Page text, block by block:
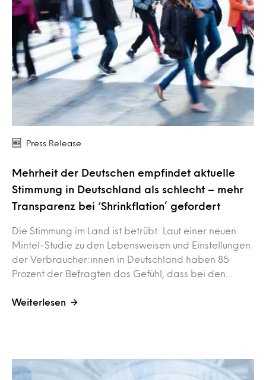
Press Release
Mehrheit der Deutschen empfindet aktuelle
Stimmung in Deutschland als schlecht – mehr
Transparenz bei ‘Shrinkflation’ gefordert
Die Stimmung im Land ist betrübt: Laut einer neuen
Mintel-Studie zu den Lebensweisen und Einstellungen
der Verbraucher:innen in Deutschland haben 85
Prozent der Befragten das Gefühl, dass bei den…
Weiterlesen